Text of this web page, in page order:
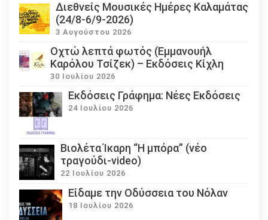
Διεθνείς Μουσικές Ημέρες Καλαμάτας
(24/8-6/9-2026)
3 Αυγούστου 2026
Οχτώ λεπτά φωτός (Εμμανουήλ
Καρόλου Τσίζεκ) – Εκδόσεις Κίχλη
30 Ιουλίου 2026
Εκδόσεις Γράφημα: Νέες Εκδόσεις
24 Ιουλίου 2026
Βιολέτα Ίκαρη “Η μπόρα” (νέο
τραγούδι-video)
22 Ιουλίου 2026
Eίδαμε την Οδύσσεια του Νόλαν
18 Ιουλίου 2026